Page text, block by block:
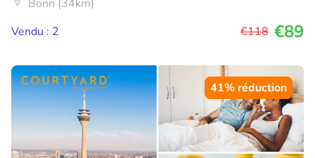
Bonn (34km)
Vendu : 2
€118 €89
41% réduction